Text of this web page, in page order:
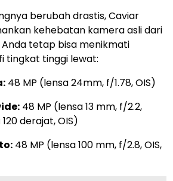
berubah drastis, Caviar
kehebatan kamera asli dari
Anda tetap bisa menikmati
tingkat tinggi lewat:
48 MP (lensa 24mm, f/1.78, OIS)
48 MP (lensa 13 mm, f/2.2,
derajat, OIS)
48 MP (lensa 100 mm, f/2.8, OIS,